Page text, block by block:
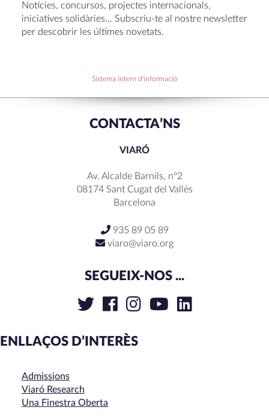
Notícies, concursos, projectes internacionals,
iniciatives solidàries… Subscriu-te al nostre newsletter
per descobrir les últimes novetats.
Sistema intern d'informació
CONTACTA’NS
VIARÓ
Av. Alcalde Barnils, nº2
08174 Sant Cugat del Vallès
Barcelona
935 89 05 89
viaro@viaro.org
SEGUEIX-NOS ...
ENLLAÇOS D’INTERÈS
Admissions
Viaró Research
Una Finestra Oberta